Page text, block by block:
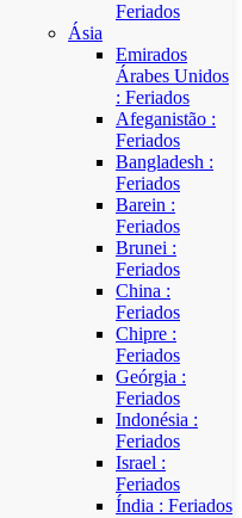
Feriados
Ásia
Emirados
Árabes Unidos
: Feriados
Afeganistão :
Feriados
Bangladesh :
Feriados
Barein :
Feriados
Brunei :
Feriados
China :
Feriados
Chipre :
Feriados
Geórgia :
Feriados
Indonésia :
Feriados
Israel :
Feriados
Índia : Feriados